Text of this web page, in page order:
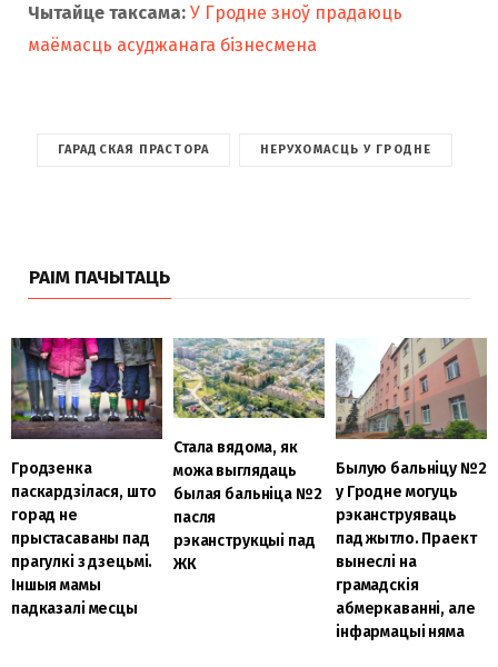
Чытайце таксама: У Гродне зноў прадаюць
маёмасць асуджанага бізнесмена
ГАРАДСКАЯ ПРАСТОРА НЕРУХОМАСЦЬ У ГРОДНЕ
РАІМ ПАЧЫТАЦЬ
Гродзенка
паскардзілася, што
горад не
прыстасаваны пад
прагулкі з дзецьмі.
Іншыя мамы
падказалі месцы
Стала вядома, як
можа выглядаць
былая бальніца №2
пасля
рэканструкцыі пад
ЖК
Былую бальніцу №2
у Гродне могуць
рэканструяваць
пад жытло. Праект
вынеслі на
грамадскія
абмеркаванні, але
інфармацыі няма